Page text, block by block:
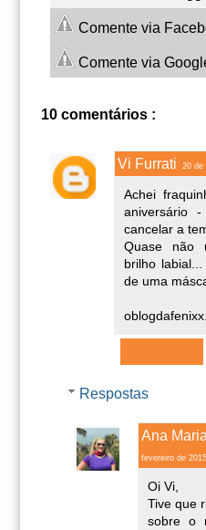
Comente via
Comente via
10 comentários :
Vi Furrati 20 de
Achei
aniversário
cancelar a
Quase não
brilho
de uma
Respostas
Ana
fevereiro de
Oi Vi,
Tive que
sobre o